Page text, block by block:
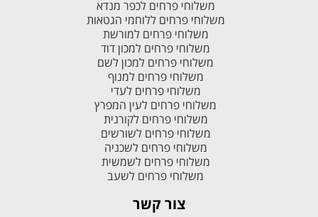
משלוחי פרחים לכפר מנדא
משלוחי פרחים ללוחמי הגטאות
משלוחי פרחים למורשת
משלוחי פרחים למכון דוד
משלוחי פרחים למכון לשם
משלוחי פרחים למנוף
משלוחי פרחים לעדי
משלוחי פרחים לעין המפרץ
משלוחי פרחים לקורנית
משלוחי פרחים לשורשים
משלוחי פרחים לשכניה
משלוחי פרחים לשמשית
משלוחי פרחים לשעב
צור קשר